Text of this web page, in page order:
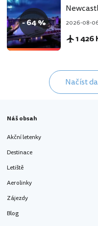
- 64 % 2026-08-
1 426
Načíst
Náš obsah
Akční letenky
Destinace
Letiště
Aerolinky
Zájezdy
Blog